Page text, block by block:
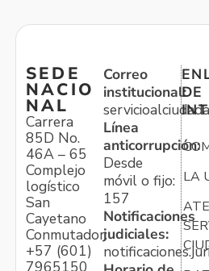
SEDE
NACIO
NAL
Carrera
85D No.
46A – 65
Complejo
logístico
San
Cayetano
Conmutador:
+57 (601)
Correo
institucional:
Línea
anticorrupción:
Desde
móvil o fijo:
157
Notificaciones
judiciales:
DE
LA